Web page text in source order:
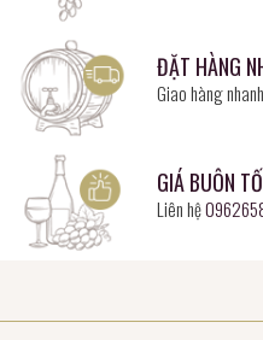
ĐẶT HÀNG
Giao hàng
GIÁ BUÔN
Liên hệ